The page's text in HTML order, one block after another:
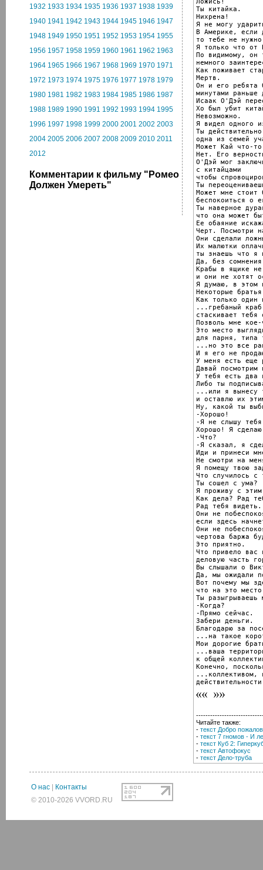
1932 1933 1934 1935 1936 1937 1938 1939
1940 1941 1942 1943 1944 1945 1946 1947
1948 1949 1950 1951 1952 1953 1954 1955
1956 1957 1958 1959 1960 1961 1962 1963
1964 1965 1966 1967 1968 1969 1970 1971
1972 1973 1974 1975 1976 1977 1978 1979
1980 1981 1982 1983 1984 1985 1986 1987
1988 1989 1990 1991 1992 1993 1994 1995
1996 1997 1998 1999 2000 2001 2002 2003
2004 2005 2006 2007 2008 2009 2010 2011
2012
Комментарии к фильму "Ромео
Должен Умереть"
Ты китайка.
Нихрена!
Я не могу
В Америке, если
то тебе не
Я только что от
По видимому, он
немного
Как поживает
Мертв.
Он и его ребята
минутами раньше
Исаак О'Дэй
Хо был убит
Невозможно.
Я видел одного
Ты
одна из семей
Может Кай что-
Нет. Его
О'Дэй мог
с китайцами
чтобы
Ты
Может мне стоит
беспокоиться о
Ты наверное
что она может
Ее обаяние
Черт. Посмотри
Они сделали
Их малютки
ты знаешь что я
Да, без
Крабы в ящике
и они не хотят
Я думаю, в этом
Некоторые
Как только
...гребаный
стаскивает тебя
Позволь мне
Это место
для парня,
...но это все
И я его не
У меня есть еще
Давай
У тебя есть два
Либо ты
...или я вынесу
и оставлю их
Ну, какой ты
-Хорошо!
-Я не слышу
Хорошо! Я
-Что?
-Я сказал, я
Иди и принеси
Не смотри на
Я помещу твою
Что случилось с
Ты сошел с ума?
Я проживу с
Как дела? Рад
Рад тебя видеть.
Они не
если здесь
Они не
чертова баржа
Это приятно.
Что привело вас
деловую часть
Вы слышали о
Да, мы ожидали
Вот почему мы
что на это
Ты разыгрываешь
-Когда?
-Прямо сейчас.
Забери деньги.
Благодарю за
...на такое
Мои дорогие
...ваша
к общей
Конечно,
...коллективом,
Читайте также:
- текст Добро
- текст 7 гномов - И
- текст Куб 2:
- текст Автофокус
- текст Дело-труба
О нас
Контакты
© 2010-2026 VVORD.RU